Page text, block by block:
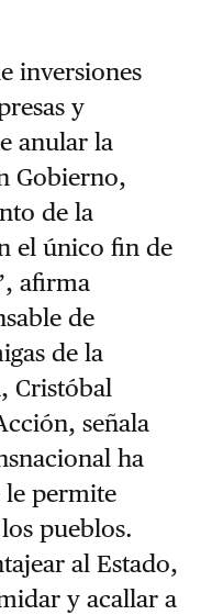
inversiones
y
anular la
Gobierno,
de la
el único fin de
afirma
de
de la
Cristóbal
señala
ha
le permite
pueblos.
al Estado,
y acallar a